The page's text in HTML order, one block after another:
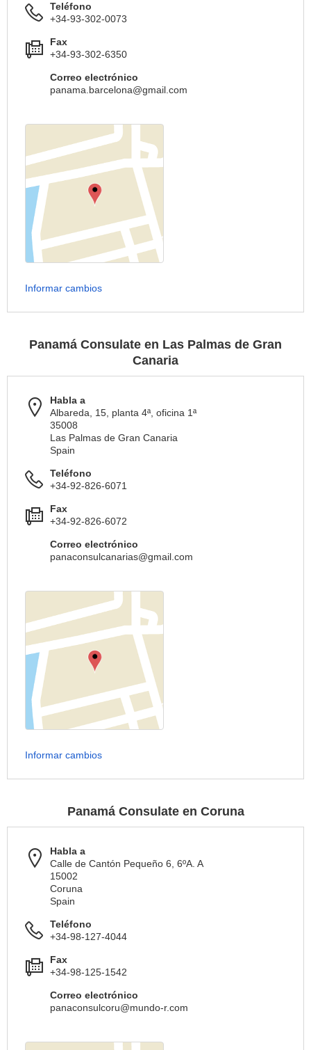
Teléfono
+34-93-302-0073
Fax
+34-93-302-6350
Correo electrónico
panama.barcelona@gmail.com
Informar cambios
Panamá Consulate en Las Palmas de Gran
Canaria
Habla a
Albareda, 15, planta 4ª, oficina 1ª
35008
Las Palmas de Gran Canaria
Spain
Teléfono
+34-92-826-6071
Fax
+34-92-826-6072
Correo electrónico
panaconsulcanarias@gmail.com
Informar cambios
Panamá Consulate en Coruna
Habla a
Calle de Cantón Pequeño 6, 6ºA. A
15002
Coruna
Spain
Teléfono
+34-98-127-4044
Fax
+34-98-125-1542
Correo electrónico
panaconsulcoru@mundo-r.com